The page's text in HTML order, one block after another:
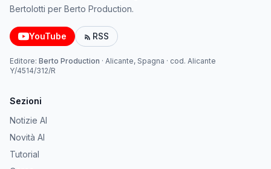
Bertolotti per Berto Production.
YouTube RSS
Editore: Berto Production · Alicante, Spagna · cod. Alicante
Y/4514/312/R
Sezioni
Notizie AI
Novità AI
Tutorial